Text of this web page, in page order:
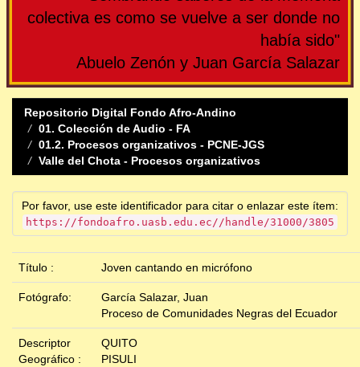
colectiva es como se vuelve a ser donde no
había sido"
Abuelo Zenón y Juan García Salazar
Repositorio Digital Fondo Afro-Andino
01. Colección de Audio - FA
01.2. Procesos organizativos - PCNE-JGS
Valle del Chota - Procesos organizativos
Por favor, use este identificador para citar o enlazar este ítem:
https://fondoafro.uasb.edu.ec//handle/31000/3805
Título : Joven cantando en micrófono
Fotógrafo:
García Salazar, Juan
Proceso de Comunidades Negras del Ecuador
Descriptor
Geográfico :
QUITO
PISULI